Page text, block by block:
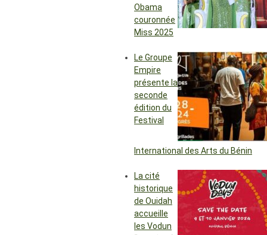
Obama
couronnée
Miss 2025
Le Groupe
Empire
présente la
seconde
édition du
Festival
International des Arts du Bénin
La cité
historique
de Ouidah
accueille
les Vodun